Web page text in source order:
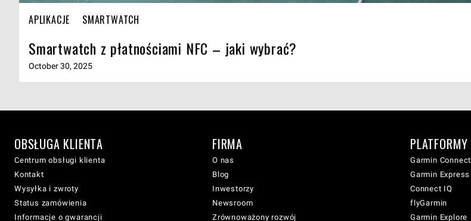
APLIKACJE SMARTWATCH
Smartwatch z płatnościami NFC – jaki wybrać?
October 30, 2025
OBSŁUGA KLIENTA
Centrum obsługi klienta
Kontakt
Wysyłka i zwroty
Status zamówienia
Informacje o gwarancji
FIRMA
O nas
Blog
Inwestorzy
Newsroom
Zrównoważony rozwój
PLATFORMY
Garmin Connect
Garmin Express
Connect IQ
flyGarmin
Garmin Explore